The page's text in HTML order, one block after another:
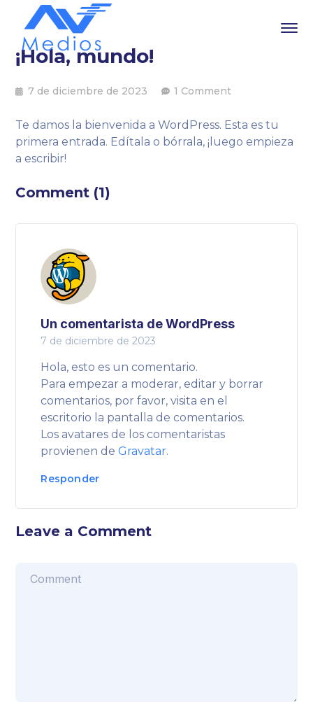
¡Hola, mundo!
7 de diciembre de 2023 1 Comment
Te damos la bienvenida a WordPress. Esta es tu
primera entrada. Edítala o bórrala, ¡luego empieza
a escribir!
Comment (1)
Un comentarista de WordPress
7 de diciembre de 2023
Hola, esto es un comentario.
Para empezar a moderar, editar y borrar
comentarios, por favor, visita en el
escritorio la pantalla de comentarios.
Los avatares de los comentaristas
provienen deGravatar.
Responder
Leave a Comment